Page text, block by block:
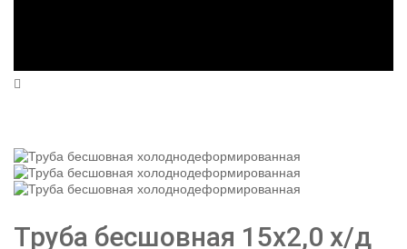
Труба бесшовная 15х2,0 х/д